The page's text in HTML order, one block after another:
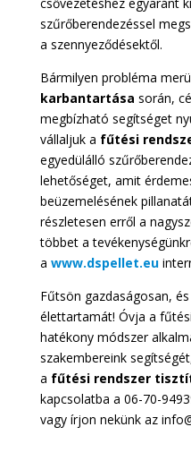
szűrőberendezéssel
a szennyeződésektől.
Bármilyen probléma
karbantartása során,
megbízható segítséget
vállaljuk a fűtési
egyedülálló
lehetőséget, amit
beüzemelésének
részletesen erről a
többet a
a www.dspellet.eu
Fűtsön gazdaságosan,
élettartamát! Óvja a
hatékony módszer
szakembereink
a fűtési rendszer
kapcsolatba a 06-70-
vagy írjon nekünk az